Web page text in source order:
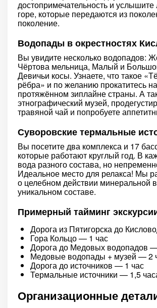
достопримечательность и
горе, которые передаются из
поколение.
Водопады в окрестностях
Вы увидите несколько водопадов:
Чёртова мельница, Малый и
Девичьи косы. Узнаете, что такое
рёбра» и по желанию прокатитесь
протяжённом зиплайне страны. А
этнографический музей,
травяной чай и попробуете
Суворовские термальные
Вы посетите два комплекса и 17
которые работают круглый год. В
вода разного состава, но
Идеальное место для релакса! Мы
о целебном действии минеральной
уникальном составе.
Примерный тайминг
Дорога из Пятигорска до
Гора Кольцо — 1 час
Дорога до Медовых водопадов
Медовые водопады + музей — 2
Дорога до источников — 1 час
Термальные источники — 1,5
Организационные